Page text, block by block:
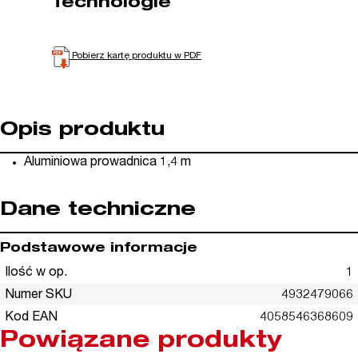
Technologie
Pobierz kartę produktu w PDF
Opis produktu
Aluminiowa prowadnica 1,4 m
Dane techniczne
Podstawowe informacje
Ilość w op.
1
Numer SKU
4932479066
Kod EAN
4058546368609
Powiązane produkty